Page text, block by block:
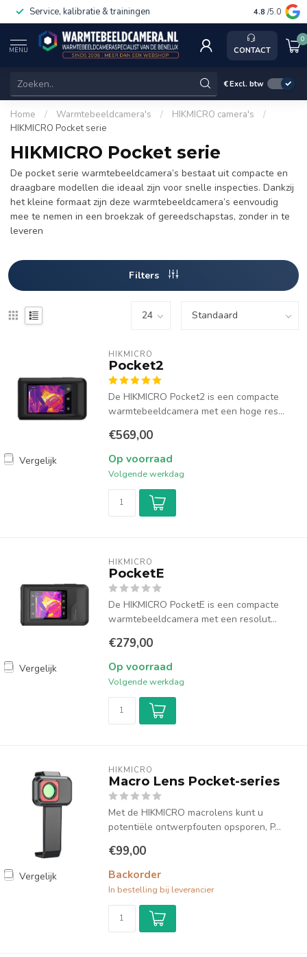
Service, kalibratie & trainingen 4.8 /5.0
MENU CONTACT
0
€Excl. btw
Home / Warmtebeeldcamera's / HIKMICRO camera's
/
HIKMICRO Pocket serie
HIKMICRO Pocket serie
De pocket serie warmtebeeldcamera’s bestaat uit compacte en
draagbare modellen die ideaal zijn voor snelle inspecties. Dankzij
het kleine formaat zijn deze warmtebeeldcamera’s eenvoudig
mee te nemen in een broekzak of gereedschapstas, zonder in te
leveren
Filters
Vergelijk
HIKMICRO
Pocket2
De HIKMICRO Pocket2 is een compacte
warmtebeeldcamera met een hoge res...
€569,00
Op voorraad
Volgende werkdag
Vergelijk
HIKMICRO
PocketE
De HIKMICRO PocketE is een compacte
warmtebeeldcamera met een resolut...
€279,00
Op voorraad
Volgende werkdag
Vergelijk
HIKMICRO
Macro Lens Pocket-series
Met de HIKMICRO macrolens kunt u
potentiële ontwerpfouten opsporen, P...
€99,00
Backorder
In bestelling bij leverancier